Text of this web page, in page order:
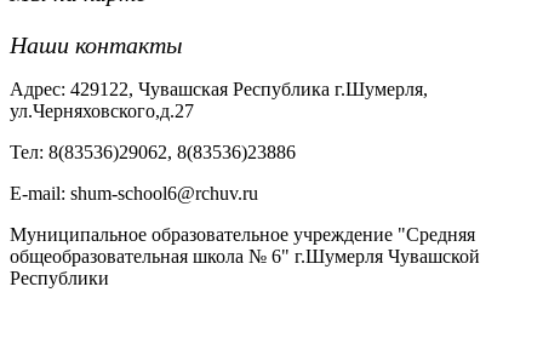
Наши контакты
Адрес: 429122, Чувашская Республика г.Шумерля,
ул.Черняховского,д.27
Тел: 8(83536)29062, 8(83536)23886
Е-mail: shum-school6@rchuv.ru
Муниципальное образовательное учреждение "Средняя
общеобразовательная школа № 6" г.Шумерля Чувашской
Республики